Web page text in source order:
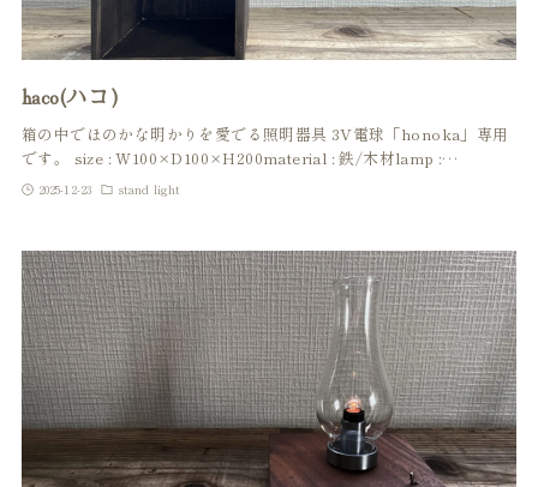
haco(ハコ)
箱の中でほのかな明かりを愛でる照明器具 3V電球「honoka」専用
です。 size : W100×D100×H200material : 鉄/木材lamp :…
2025-12-23 stand light